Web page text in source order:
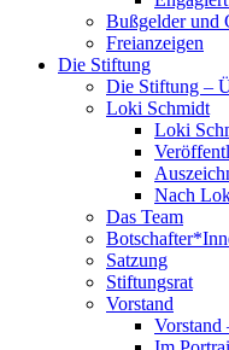
Bußgelder und
Freianzeigen
Die Stiftung
Die Stiftung –
Loki Schmidt
Loki
Nach
Das Team
Satzung
Stiftungsrat
Vorstand
Vorstand